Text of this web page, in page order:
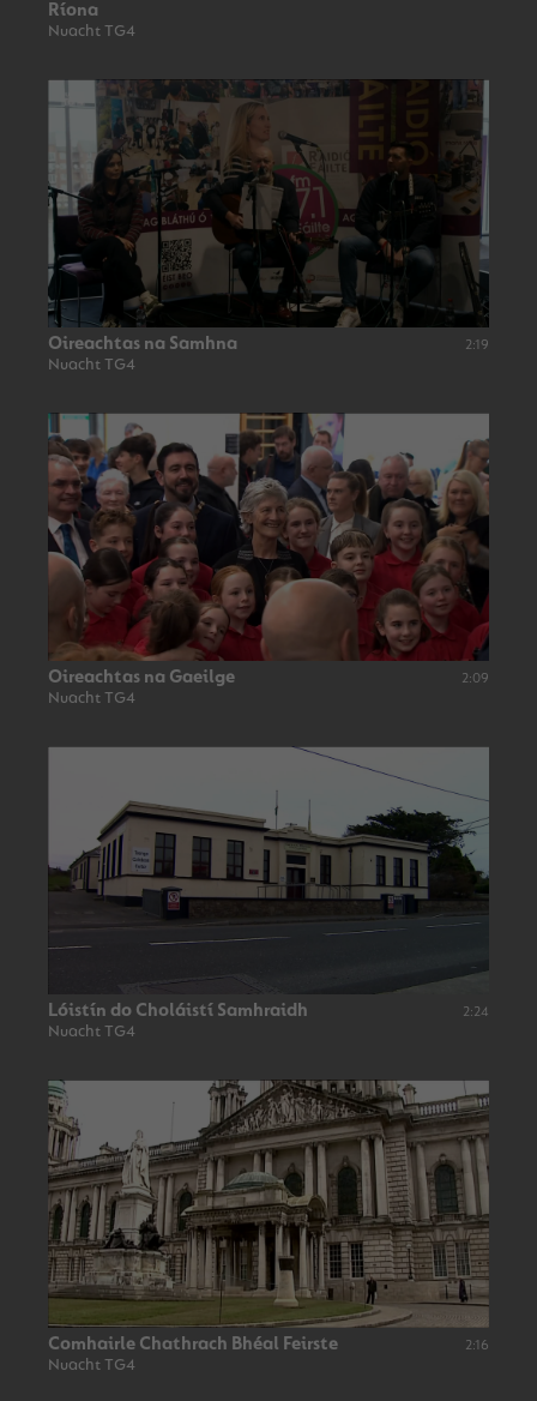
Ríona
Nuacht TG4
Oireachtas na Samhna
Nuacht TG4
2:19
Oireachtas na Gaeilge
Nuacht TG4
2:09
Lóistín do Choláistí Samhraidh
Nuacht TG4
2:24
Comhairle Chathrach Bhéal Feirste
Nuacht TG4
2:16